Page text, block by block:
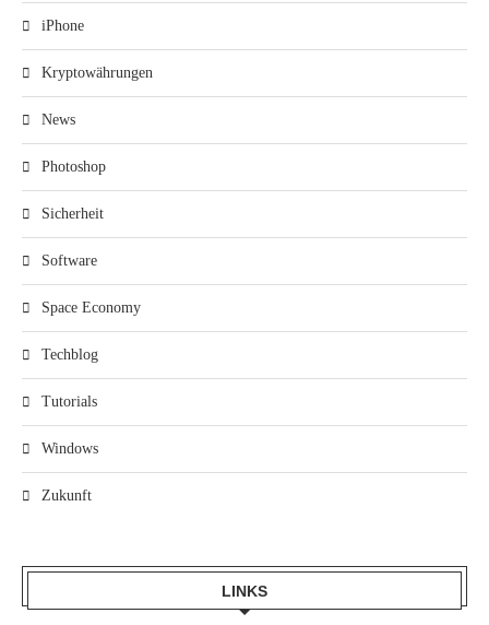
iPhone
Kryptowährungen
News
Photoshop
Sicherheit
Software
Space Economy
Techblog
Tutorials
Windows
Zukunft
LINKS